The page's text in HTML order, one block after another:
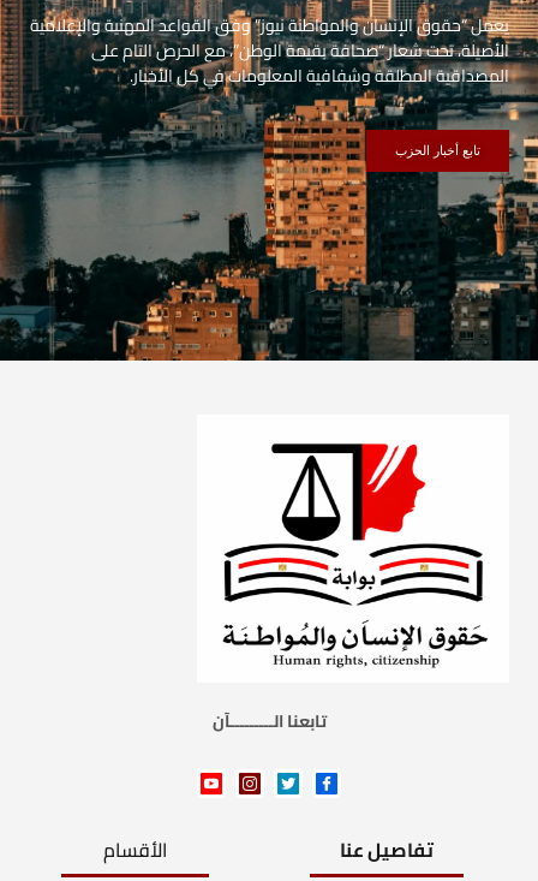
يعمل “حقوق الإنسان والمواطنة نيوز” وفق القواعد المهنية والإعلامية
الأصيلة، تحت شعار “صحافة بقيمة الوطن”، مع الحرص التام على
المصداقية المطلقة وشفافية المعلومات في كل الأخبار.
تابع أخبار الحزب
تابعنا الـــــــــآن
تفاصيل عنا الأقسام